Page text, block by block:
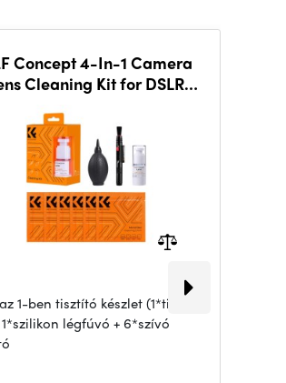
Concept 4-In-1 Camera
Cleaning Kit for DSLR
1-ben tisztító készlet (1*tisztító
légfúvó + 6*szívó